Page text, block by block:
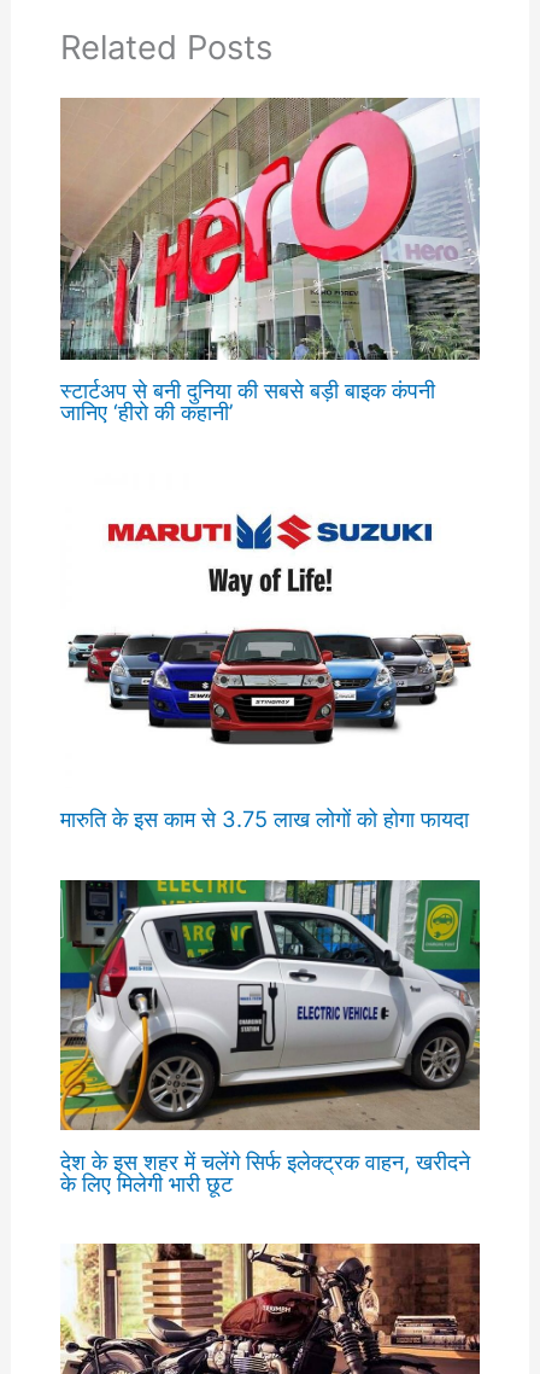
Related Posts
स्टार्टअप से बनी दुनिया की सबसे बड़ी बाइक कंपनी
जानिए ‘हीरो की कहानी’
मारुति के इस काम से 3.75 लाख लोगों को होगा फायदा
देश के इस शहर में चलेंगे सिर्फ इलेक्ट्रक वाहन, खरीदने
के लिए मिलेगी भारी छूट